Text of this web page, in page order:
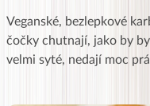
Veganské, bezlepkové
čočky chutnají, jako by
velmi syté, nedají moc